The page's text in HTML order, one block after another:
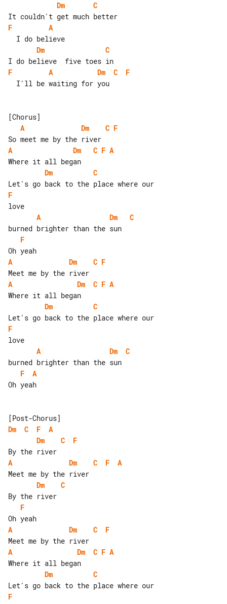
Dm
C
F
A
Dm
C
F
A Dm C
F
A
Dm C F
A
Dm C F A
Dm
C
F
A
Dm
C
F
A
Dm C F
A
Dm C F A
Dm
C
F
A
Dm
C
F
A
Oh yeah
Dm
C F
A
Dm
C
F
A
Dm C F
A
Dm
C
F
A
Dm C
F
A
Dm C F A
Dm
C
F